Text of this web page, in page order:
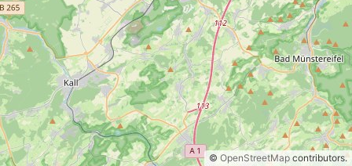
© OpenStreetMap contributors.